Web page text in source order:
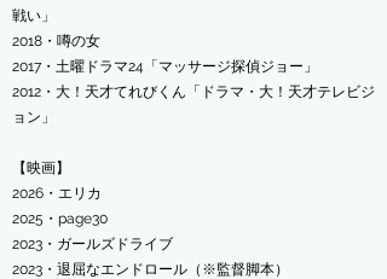
戦い」
2018・噂の女
2017・土曜ドラマ24「マッサージ探偵ジョー」
2012・大！天才てれびくん「ドラマ・大！天才テレビジ
ョン」
【映画】
​2026・エリカ
​2025・page30
​2023・ガールズドライブ
2023・退屈なエンドロール（※監督脚本）